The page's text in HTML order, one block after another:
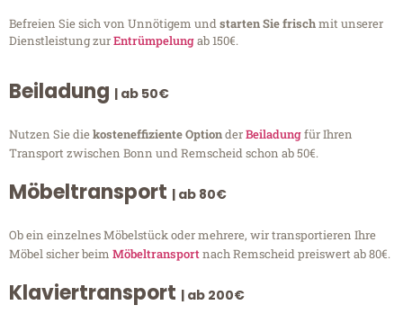
Befreien Sie sich von Unnötigem undstarten Sie frischmit unserer
Dienstleistung zurEntrümpelungab 150€.
Beiladung | ab 50€
Nutzen Sie diekosteneffiziente OptionderBeiladungfür Ihren
Transport zwischen Bonn und Remscheid schon ab 50€.
Möbeltransport | ab 80€
Ob ein einzelnes Möbelstück oder mehrere, wir transportieren Ihre
Möbel sicher beim Möbeltransportnach Remscheid preiswert ab 80€.
Klaviertransport | ab 200€